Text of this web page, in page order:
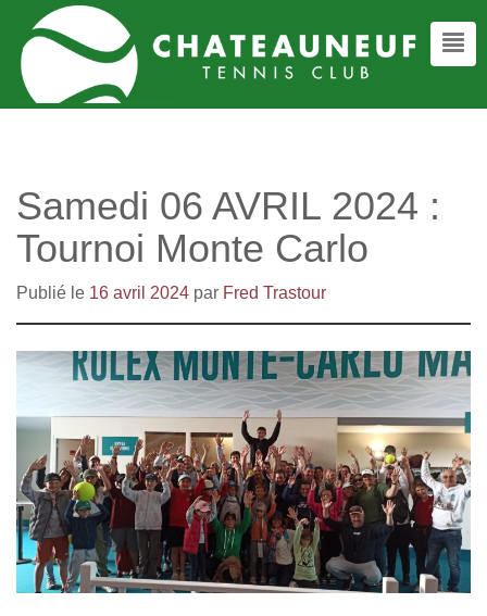
Samedi 06 AVRIL 2024 :
Tournoi Monte Carlo
Publié le 16 avril 2024 par Fred Trastour